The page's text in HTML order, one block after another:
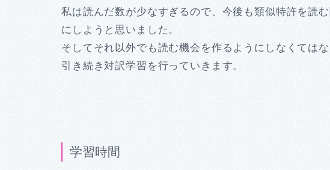
私は読んだ数が少なすぎるので、今後も類似特許を読
にしようと思いました。
そしてそれ以外でも読む機会を作るようにしなくてはな
引き続き対訳学習を行っていきます。
学習時間